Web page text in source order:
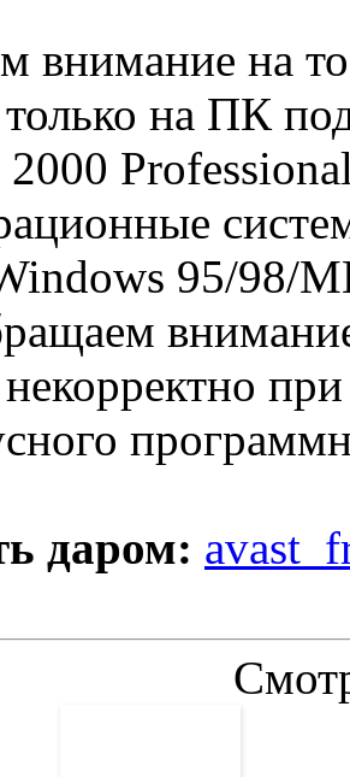
внимание на
только на ПК
95/98/
некорректно
даром: